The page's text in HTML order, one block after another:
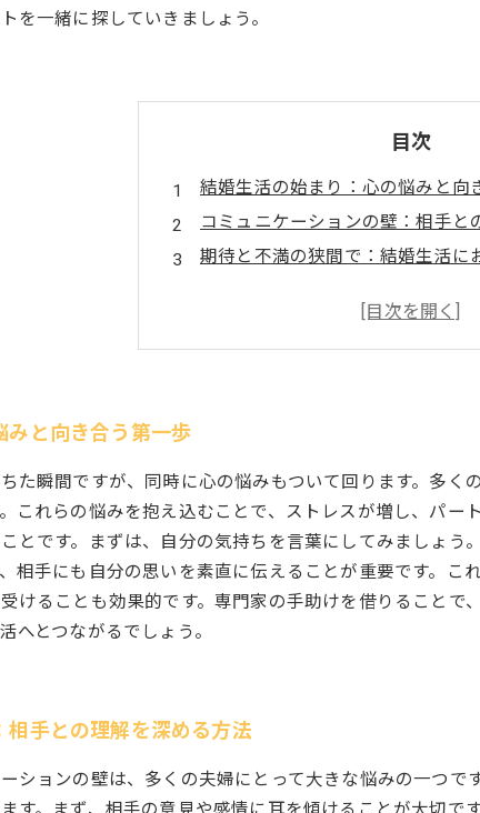
を一緒に探していきましょう。
目次
結婚生活の始まり：心の悩みと向
コミュニケーションの壁：相手と
期待と不満の狭間で：結婚生活に
心の問題を解消する具体的アプロ
みと向き合う第一歩
た瞬間ですが、同時に心の悩みもついて回ります。多
これらの悩みを抱え込むことで、ストレスが増し、パ
とです。まずは、自分の気持ちを言葉にしてみましょ
相手にも自分の思いを素直に伝えることが重要です。
けることも効果的です。専門家の手助けを借りること
へとつながるでしょう。
相手との理解を深める方法
ションの壁は、多くの夫婦にとって大きな悩みの一つ